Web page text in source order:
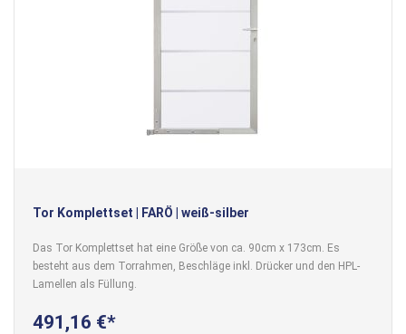
Tor Komplettset | FARÖ | weiß-silber
Das Tor Komplettset hat eine Größe von ca. 90cm x 173cm. Es
besteht aus dem Torrahmen, Beschläge inkl. Drücker und den HPL-
Lamellen als Füllung.
491,16 €